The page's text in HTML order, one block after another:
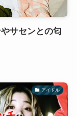
サセンとの匂
アイドル